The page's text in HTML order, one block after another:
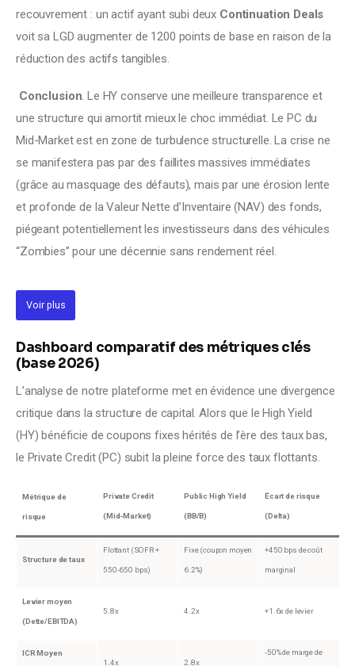
recouvrement : un actif ayant subi deux Continuation Deals
voit sa LGD augmenter de 1200 points de base en raison de la
réduction des actifs tangibles.
Conclusion. Le HY conserve une meilleure transparence et
une structure qui amortit mieux le choc immédiat. Le PC du
Mid-Market est en zone de turbulence structurelle. La crise ne
se manifestera pas par des faillites massives immédiates
(grâce au masquage des défauts), mais par une érosion lente
et profonde de la Valeur Nette d’Inventaire (NAV) des fonds,
piégeant potentiellement les investisseurs dans des véhicules
“Zombies” pour une décennie sans rendement réel.
Voir plus
Dashboard comparatif des métriques clés
(base 2026)
L’analyse de notre plateforme met en évidence une divergence
critique dans la structure de capital. Alors que le High Yield
(HY) bénéficie de coupons fixes hérités de l’ère des taux bas,
le Private Credit (PC) subit la pleine force des taux flottants.
Métrique de
risque
Private Credit
(Mid-Market)
Public High Yield
(BB/B)
Écart de risque
(Delta)
Structure de taux
Flottant (SOFR +
550-650 bps)
Fixe (coupon moyen
6.2%)
+450 bps de coût
marginal
Levier moyen
(Dette/EBITDA)
5.8x 4.2x +1.6x de levier
ICR Moyen
1.4x
2.8x
-50% de marge de